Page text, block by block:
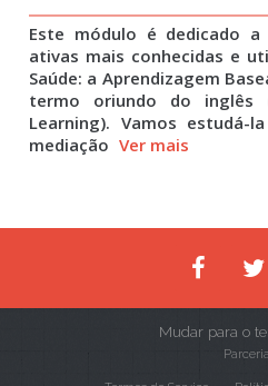
Este módulo é dedicado
ativas mais conhecidas e
Saúde: a Aprendizagem
termo oriundo do inglês
Learning). Vamos
mediação Ver mais
Mudar para o